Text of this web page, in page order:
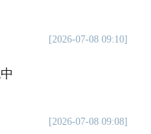
[2026-07-08 09:10]
[2026-07-08 09:08]